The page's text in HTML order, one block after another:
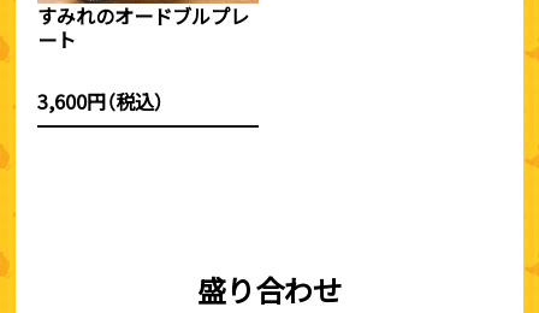
すみれのオードブルプレ
ート
3,600円（税込）
盛り合わせ